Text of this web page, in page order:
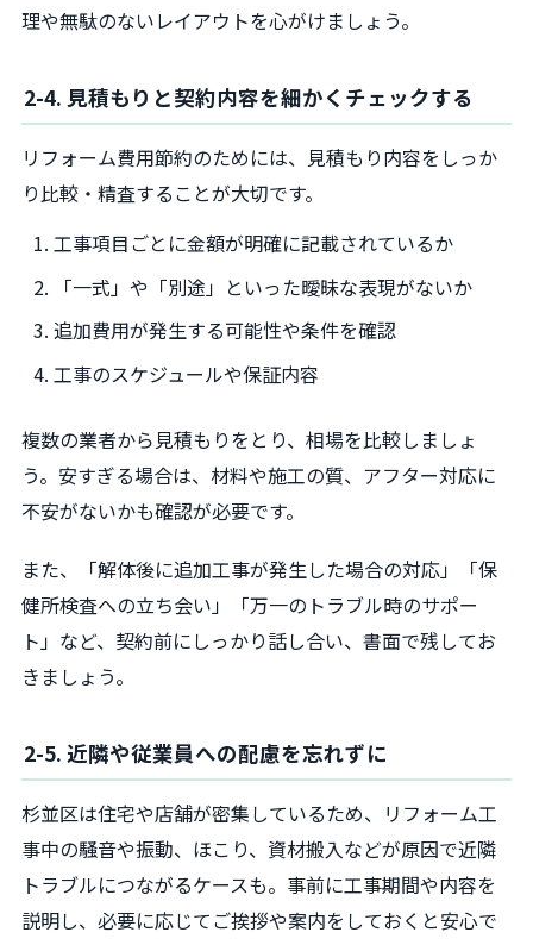
理や無駄のないレイアウトを心がけましょう。
2-4. 見積もりと契約内容を細かくチェックする
リフォーム費用節約のためには、見積もり内容をしっか
り比較・精査することが大切です。
工事項目ごとに金額が明確に記載されているか
「一式」や「別途」といった曖昧な表現がないか
追加費用が発生する可能性や条件を確認
工事のスケジュールや保証内容
複数の業者から見積もりをとり、相場を比較しましょ
う。安すぎる場合は、材料や施工の質、アフター対応に
不安がないかも確認が必要です。
また、「解体後に追加工事が発生した場合の対応」「保
健所検査への立ち会い」「万一のトラブル時のサポー
ト」など、契約前にしっかり話し合い、書面で残してお
きましょう。
2-5. 近隣や従業員への配慮を忘れずに
杉並区は住宅や店舗が密集しているため、リフォーム工
事中の騒音や振動、ほこり、資材搬入などが原因で近隣
トラブルにつながるケースも。事前に工事期間や内容を
説明し、必要に応じてご挨拶や案内をしておくと安心で